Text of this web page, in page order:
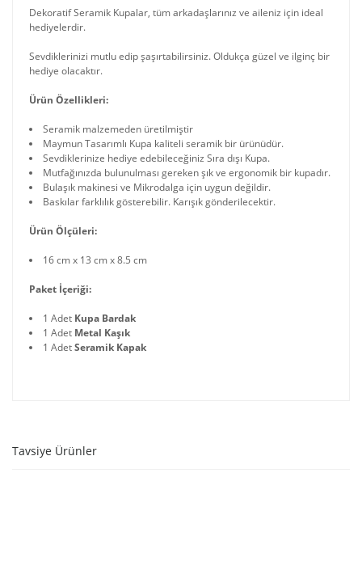
Dekoratif Seramik Kupalar, tüm arkadaşlarınız ve aileniz için ideal
hediyelerdir.
Sevdiklerinizi mutlu edip şaşırtabilirsiniz. Oldukça güzel ve ilginç bir
hediye olacaktır.
Ürün Özellikleri:
Seramik malzemeden üretilmiştir
Maymun Tasarımlı Kupa kaliteli seramik bir ürünüdür.
Sevdiklerinize hediye edebileceğiniz Sıra dışı Kupa.
Mutfağınızda bulunulması gereken şık ve ergonomik bir kupadır.
Bulaşık makinesi ve Mikrodalga için uygun değildir.
Baskılar farklılık gösterebilir. Karışık gönderilecektir.
Ürün Ölçüleri:
16 cm x 13 cm x 8.5 cm
Paket İçeriği:
1 Adet Kupa Bardak
1 Adet Metal Kaşık
1 AdetSeramik Kapak
Tavsiye Ürünler